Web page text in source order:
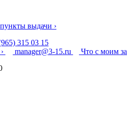
пункты выдачи ›
315 03 15
manager@3-15.ru
Что с моим